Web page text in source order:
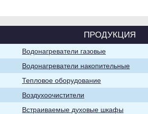
Воздухоочистители
ПРОДУКЦИЯ
Водонагреватели газовые
Водонагреватели накопительные
Тепловое оборудование
Воздухоочистители
Встраиваемые духовые шкафы